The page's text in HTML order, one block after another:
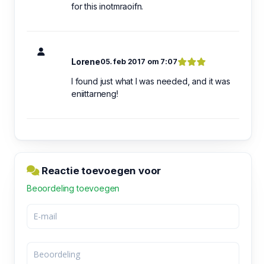
for this inotmraoifn.
Lorene05. feb 2017 om 7:07
I found just what I was needed, and it was
eniittarneng!
Reactie toevoegen voor
Beoordeling toevoegen